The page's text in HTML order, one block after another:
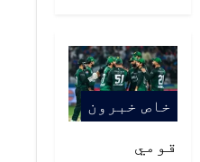
خاص خبرون
قومي